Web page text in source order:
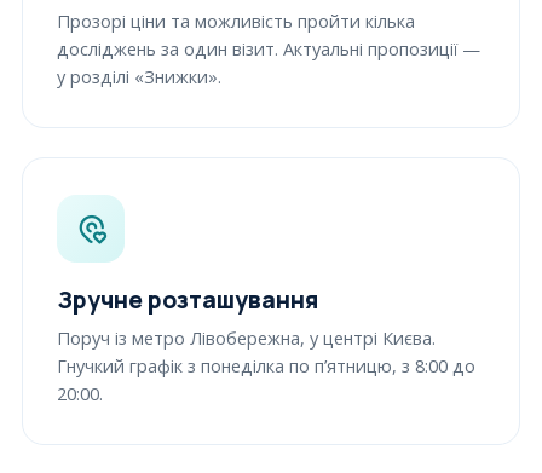
Прозорі ціни та можливість пройти кілька
досліджень за один візит. Актуальні пропозиції —
у розділі «Знижки».
Зручне розташування
Поруч із метро Лівобережна, у центрі Києва.
Гнучкий графік з понеділка по п’ятницю, з 8:00 до
20:00.